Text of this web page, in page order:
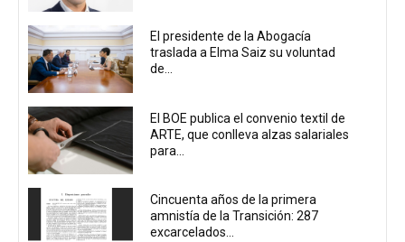
El presidente de la Abogacía
traslada a Elma Saiz su voluntad
de...
El BOE publica el convenio textil de
ARTE, que conlleva alzas salariales
para...
Cincuenta años de la primera
amnistía de la Transición: 287
excarcelados...